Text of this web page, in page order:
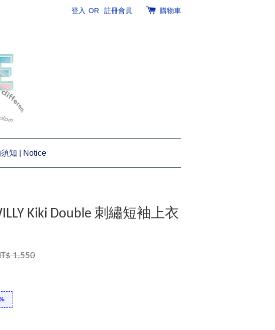
登入 OR 註冊會員 購物車
知 | Notice
Kiki Double 刺繡短袖上衣
1,550